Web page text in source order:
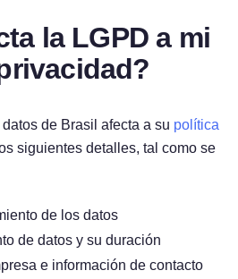
la LGPD a mi
de Brasil afecta a su política
siguientes detalles, tal como se
de los datos
de datos y su duración
e información de contacto